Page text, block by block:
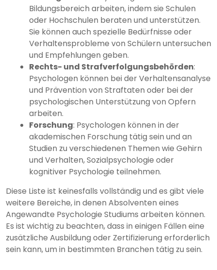
Bildungsbereich arbeiten, indem sie Schulen
oder Hochschulen beraten und unterstützen.
Sie können auch spezielle Bedürfnisse oder
Verhaltensprobleme von Schülern untersuchen
und Empfehlungen geben.
Rechts- und Strafverfolgungsbehörden:
Psychologen können bei der Verhaltensanalyse
und Prävention von Straftaten oder bei der
psychologischen Unterstützung von Opfern
arbeiten.
Forschung: Psychologen können in der
akademischen Forschung tätig sein und an
Studien zu verschiedenen Themen wie Gehirn
und Verhalten, Sozialpsychologie oder
kognitiver Psychologie teilnehmen.
Diese Liste ist keinesfalls vollständig und es gibt viele
weitere Bereiche, in denen Absolventen eines
Angewandte Psychologie Studiums arbeiten können.
Es ist wichtig zu beachten, dass in einigen Fällen eine
zusätzliche Ausbildung oder Zertifizierung erforderlich
sein kann, um in bestimmten Branchen tätig zu sein.